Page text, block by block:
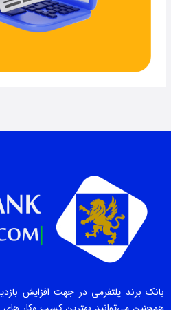
بانک برند پلتفرمی در جهت افزایش